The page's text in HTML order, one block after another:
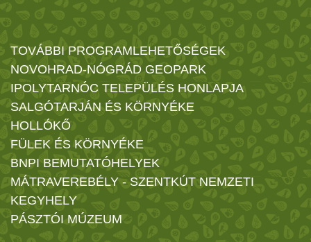
TOVÁBBI PROGRAMLEHETŐSÉGEK
NOVOHRAD-NÓGRÁD GEOPARK
IPOLYTARNÓC TELEPÜLÉS HONLAPJA
SALGÓTARJÁN ÉS KÖRNYÉKE
HOLLÓKŐ
FÜLEK ÉS KÖRNYÉKE
BNPI BEMUTATÓHELYEK
MÁTRAVEREBÉLY - SZENTKÚT NEMZETI
KEGYHELY
PÁSZTÓI MÚZEUM